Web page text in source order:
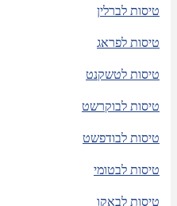
טיסות לברלין
טיסות לפראג
טיסות לטשקנט
טיסות לבוקרשט
טיסות לבודפשט
טיסות לבטומי
טיסות לבאקו